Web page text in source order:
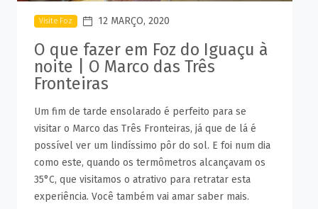
Visite Foz 12 MARÇO, 2020
O que fazer em Foz do Iguaçu à
noite | O Marco das Três
Fronteiras
Um fim de tarde ensolarado é perfeito para se
visitar o Marco das Três Fronteiras, já que de lá é
possível ver um lindíssimo pôr do sol. E foi num dia
como este, quando os termômetros alcançavam os
35°C, que visitamos o atrativo para retratar esta
experiência. Você também vai amar saber mais.